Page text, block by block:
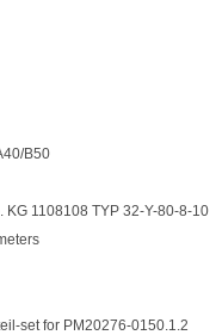
B50
1108108 TYP 32-Y-80-8-10
set for PM20276-0150.1.2